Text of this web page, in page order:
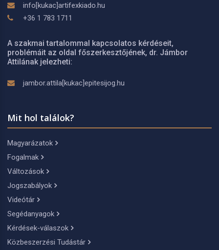
info[kukac]artifexkiado.hu
+36 1 783 1711
A szakmai tartalommal kapcsolatos kérdéseit,
problémáit az oldal főszerkesztőjének, dr. Jámbor
Attilának jelezheti:
jambor.attila[kukac]epitesijog.hu
Mit hol találok?
Magyarázatok
Fogalmak
Változások
Jogszabályok
Videótár
Segédanyagok
Kérdések-válaszok
Közbeszerzési Tudástár